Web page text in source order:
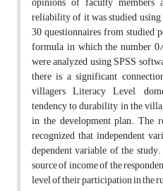
reliability of it was studied
30 questionnaires from studied
formula in which the number
were analyzed using SPSS
there is a significant
villagers Literacy Level,
tendency to durability in the
in the development plan. The
recognized that independent
dependent variable of the
source of income of the
level of their participation in the